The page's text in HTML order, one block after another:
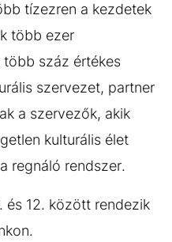
tízezren a kezdetek
több ezer
több száz értékes
szervezet, partner
a szervezők, akik
kulturális élet
regnáló rendszer.
és 12. között rendezik